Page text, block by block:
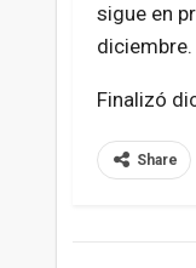
sigue en
diciembre.
Finalizó
Share